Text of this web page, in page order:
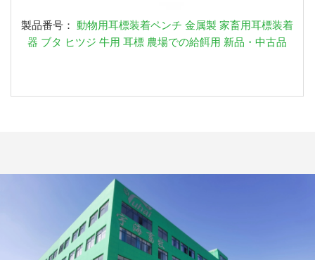
製品番号： 動物用耳標装着ペンチ 金属製 家畜用耳標装着
器 ブタ ヒツジ 牛用 耳標 農場での給餌用 新品・中古品